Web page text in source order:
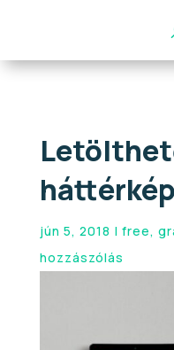
jún 5, 2018 | free,
hozzászólás